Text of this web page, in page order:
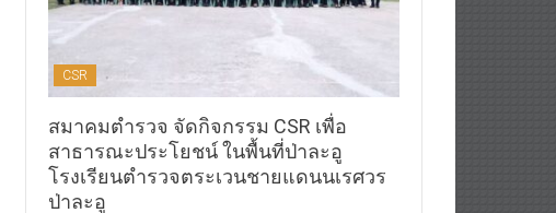
CSR
สมาคมตำรวจ จัดกิจกรรม CSR เพื่อ
สาธารณะประโยชน์ ในพื้นที่ป่าละอู
โรงเรียนตำรวจตระเวนชายแดนนเรศวร
ป่าละอู